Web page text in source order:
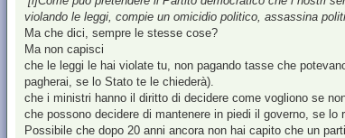
violando le leggi, compie un omicidio politico, assassina
Ma che dici, sempre le stesse cose?
Ma non capisci
che le leggi le hai violate tu, non pagando tasse che
pagherai, se lo Stato te le chiederà).
che i ministri hanno il diritto di decidere come vogliono se
che possono decidere di mantenere in piedi il governo, se
Possibile che dopo 20 anni ancora non hai capito che un